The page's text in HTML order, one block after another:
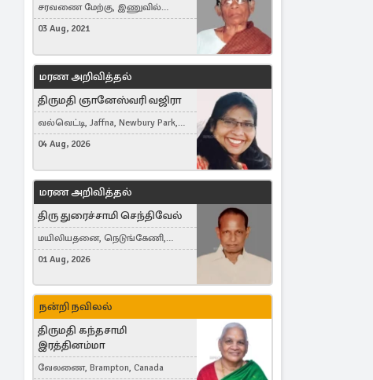
சரவணை மேற்கு, இணுவில்
கிழக்கு
03 Aug, 2021
மரண அறிவித்தல்
திருமதி ஞானேஸ்வரி வஜிரா
வல்வெட்டி, Jaffna, Newbury Park,
United Kingdom
04 Aug, 2026
மரண அறிவித்தல்
திரு துரைச்சாமி செந்திவேல்
மயிலியதனை, நெடுங்கேணி,
கம்பர்மலை
01 Aug, 2026
நன்றி நவிலல்
திருமதி கந்தசாமி
இரத்தினம்மா
வேலணை, Brampton, Canada